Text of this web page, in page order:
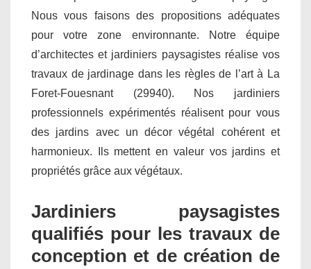
Nous vous faisons des propositions adéquates
pour votre zone environnante. Notre équipe
d’architectes et jardiniers paysagistes réalise vos
travaux de jardinage dans les règles de l’art à La
Foret-Fouesnant (29940). Nos jardiniers
professionnels expérimentés réalisent pour vous
des jardins avec un décor végétal cohérent et
harmonieux. Ils mettent en valeur vos jardins et
propriétés grâce aux végétaux.
Jardiniers paysagistes
qualifiés pour les travaux de
conception et de création de